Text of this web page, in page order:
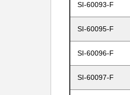
SI-60093-F
SI-60095-F
SI-60096-F
SI-60097-F